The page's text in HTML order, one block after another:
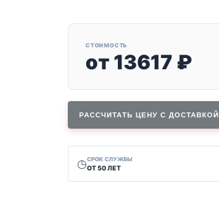
СТОИМОСТЬ
от 13617 ₽
РАССЧИТАТЬ ЦЕНУ С ДОСТАВКОЙ
◷СРОК СЛУЖБЫ
ОТ 50 ЛЕТ